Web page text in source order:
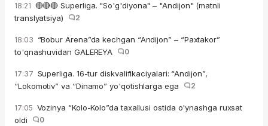
18:21 🔴🔴🔴 Superliga. "So'g'diyona" – "Andijon" (matnli
translyatsiya)
2
18:03 “Bobur Arena”da kechgan “Andijon” – “Paxtakor”
to'qnashuvidan GALEREYA
0
17:37 Superliga. 16-tur diskvalifikaciyalari: “Andijon”,
“Lokomotiv” va “Dinamo” yo'qotishlarga ega
2
17:05 Vozinya “Kolo-Kolo”da taxallusi ostida o'ynashga ruxsat
oldi
0